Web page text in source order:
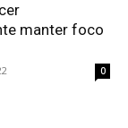
manter foco
0